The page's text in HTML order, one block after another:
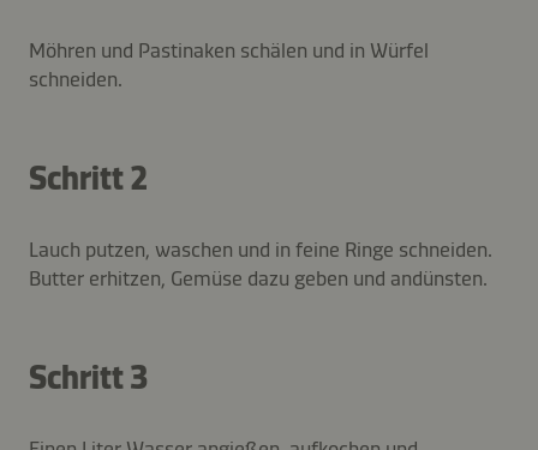
Möhren und Pastinaken schälen und in Würfel
schneiden.
Schritt 2
Lauch putzen, waschen und in feine Ringe schneiden.
Butter erhitzen, Gemüse dazu geben und andünsten.
Schritt 3